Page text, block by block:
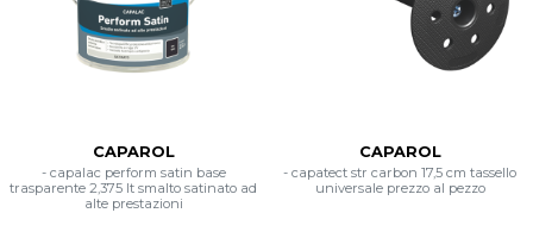
CAPAROL
- capalac perform satin base
trasparente 2,375 lt smalto satinato ad
alte prestazioni
CAPAROL
- capatect str carbon 17,5 cm tassello
universale prezzo al pezzo